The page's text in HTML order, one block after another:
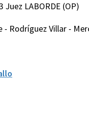
Juez LABORDE (OP)
Rodríguez Villar -